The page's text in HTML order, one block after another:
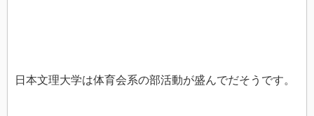
日本文理大学は体育会系の部活動が盛んでだそうです。